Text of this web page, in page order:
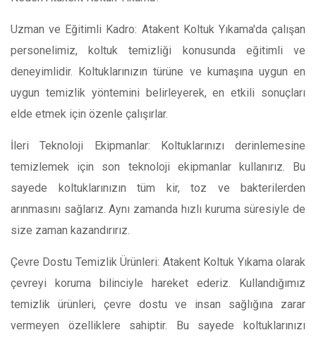
Uzman ve Eğitimli Kadro: Atakent Koltuk Yıkama'da çalışan
personelimiz, koltuk temizliği konusunda eğitimli ve
deneyimlidir. Koltuklarınızın türüne ve kumaşına uygun en
uygun temizlik yöntemini belirleyerek, en etkili sonuçları
elde etmek için özenle çalışırlar.
İleri Teknoloji Ekipmanlar: Koltuklarınızı derinlemesine
temizlemek için son teknoloji ekipmanlar kullanırız. Bu
sayede koltuklarınızın tüm kir, toz ve bakterilerden
arınmasını sağlarız. Aynı zamanda hızlı kuruma süresiyle de
size zaman kazandırırız.
Çevre Dostu Temizlik Ürünleri: Atakent Koltuk Yıkama olarak
çevreyi koruma bilinciyle hareket ederiz. Kullandığımız
temizlik ürünleri, çevre dostu ve insan sağlığına zarar
vermeyen özelliklere sahiptir. Bu sayede koltuklarınızı